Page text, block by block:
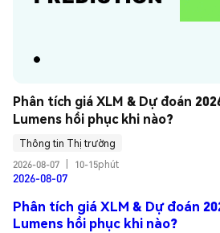
Phân tích giá XLM & Dự đoán
Lumens hồi phục khi nào?
Thông tin Thị trường
2026-08-07
10-15phút
2026-08-07
Phân tích giá XLM & Dự đoán
Lumens hồi phục khi nào?